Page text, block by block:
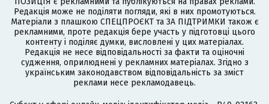
Редакція може не поділяти погляди, які в них промотуються.
Матеріали з плашкою СПЕЦПРОЄКТ та ЗА ПІДТРИМКИ також є
рекламними, проте редакція бере участь у підготовці цього
контенту і поділяє думки, висловлені у цих матеріалах.
Редакція не несе відповідальності за факти та оціночні
судження, оприлюднені у рекламних матеріалах. Згідно з
українським законодавством відповідальність за зміст
реклами несе рекламодавець.